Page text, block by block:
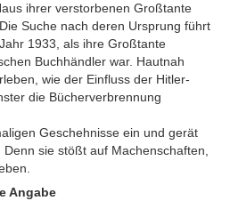
ihrer verstorbenen Großtante
Suche nach deren Ursprung führt
1933, als ihre Großtante
Buchhändler war. Hautnah
wie der Einfluss der Hitler-
die Bücherverbrennung
Geschehnisse ein und gerät
sie stößt auf Machenschaften,
Angabe